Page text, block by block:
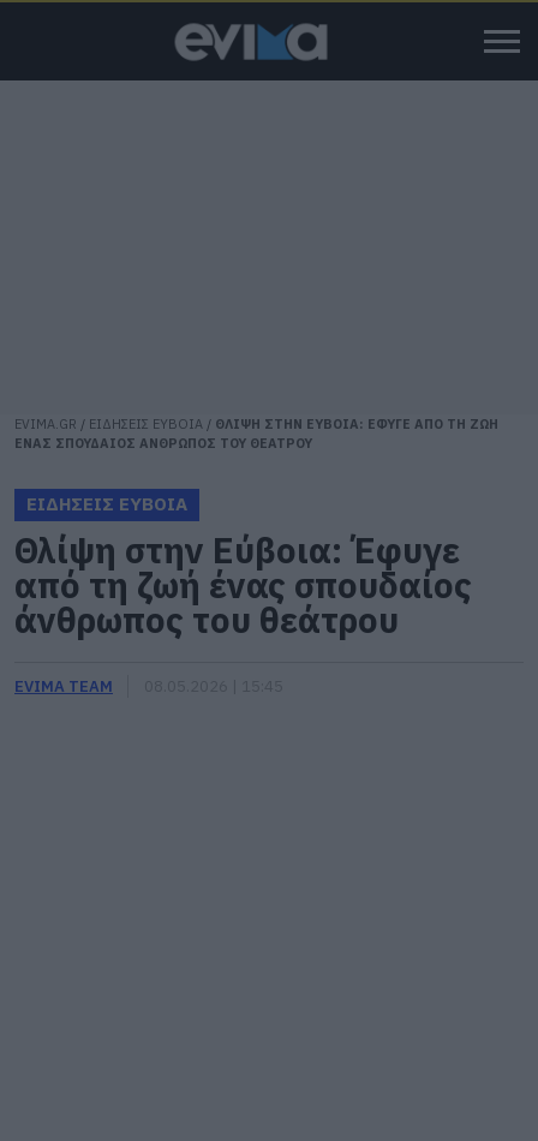
EVIMA.GR / ΕΙΔΗΣΕΙΣ ΕΥΒΟΙΑ / ΘΛΙΨΗ ΣΤΗΝ ΕΥΒΟΙΑ: ΕΦΥΓΕ ΑΠΟ ΤΗ ΖΩΗ
ΕΝΑΣ ΣΠΟΥΔΑΙΟΣ ΑΝΘΡΩΠΟΣ ΤΟΥ ΘΕΑΤΡΟΥ
ΕΙΔΗΣΕΙΣ ΕΥΒΟΙΑ
Θλίψη στην Εύβοια: Έφυγε
από τη ζωή ένας σπουδαίος
άνθρωπος του θεάτρου
EVIMA TEAM